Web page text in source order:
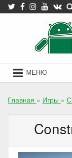
Skip
to
МЕНЮ
Главная » Игры »